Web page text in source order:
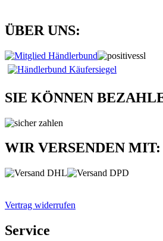
ÜBER UNS:
SIE KÖNNEN
WIR VERSENDEN MIT:
Vertrag widerrufen
Service